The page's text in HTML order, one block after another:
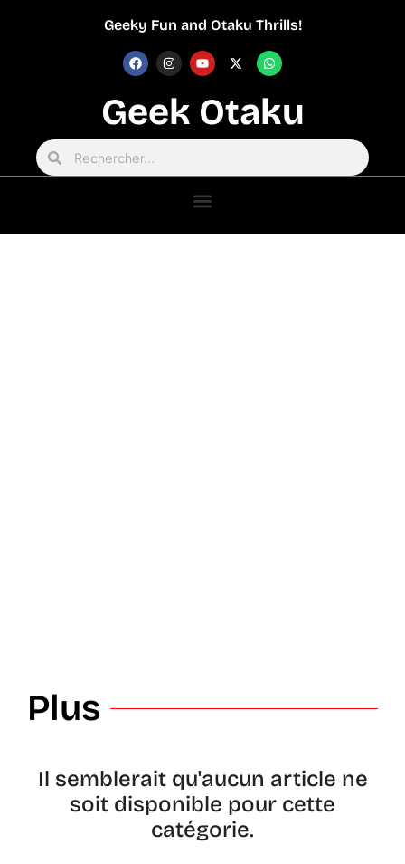
Geeky Fun and Otaku Thrills!
Geek Otaku
Plus
Il semblerait qu'aucun article ne
soit disponible pour cette
catégorie.